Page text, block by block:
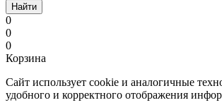
Найти
0
0
0
Корзина
Сайт использует cookie и аналогичные
удобного и корректного отображения